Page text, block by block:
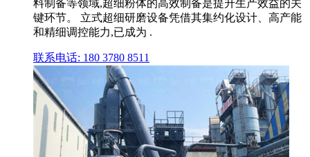
料制备等领域,超细粉体的高效制备是提升生产效益的关
键环节。 立式超细研磨设备凭借其集约化设计、高产能
和精细调控能力,已成为 .
联系电话: 180 3780 8511